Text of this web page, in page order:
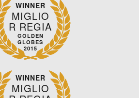
WINNER
MIGLIO
R REGIA
GOLDEN
GLOBES
2015
WINNER
MIGLIO